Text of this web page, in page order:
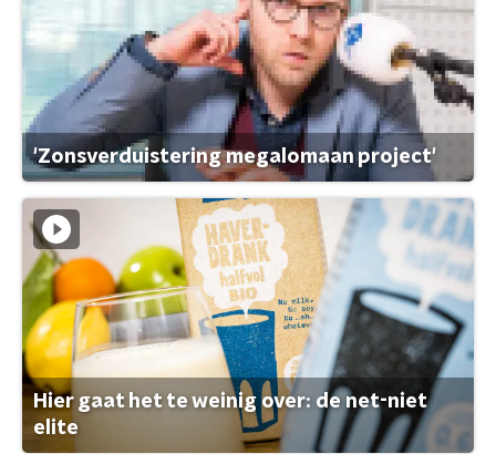
'Zonsverduistering megalomaan project'
Hier gaat het te weinig over: de net-niet
elite